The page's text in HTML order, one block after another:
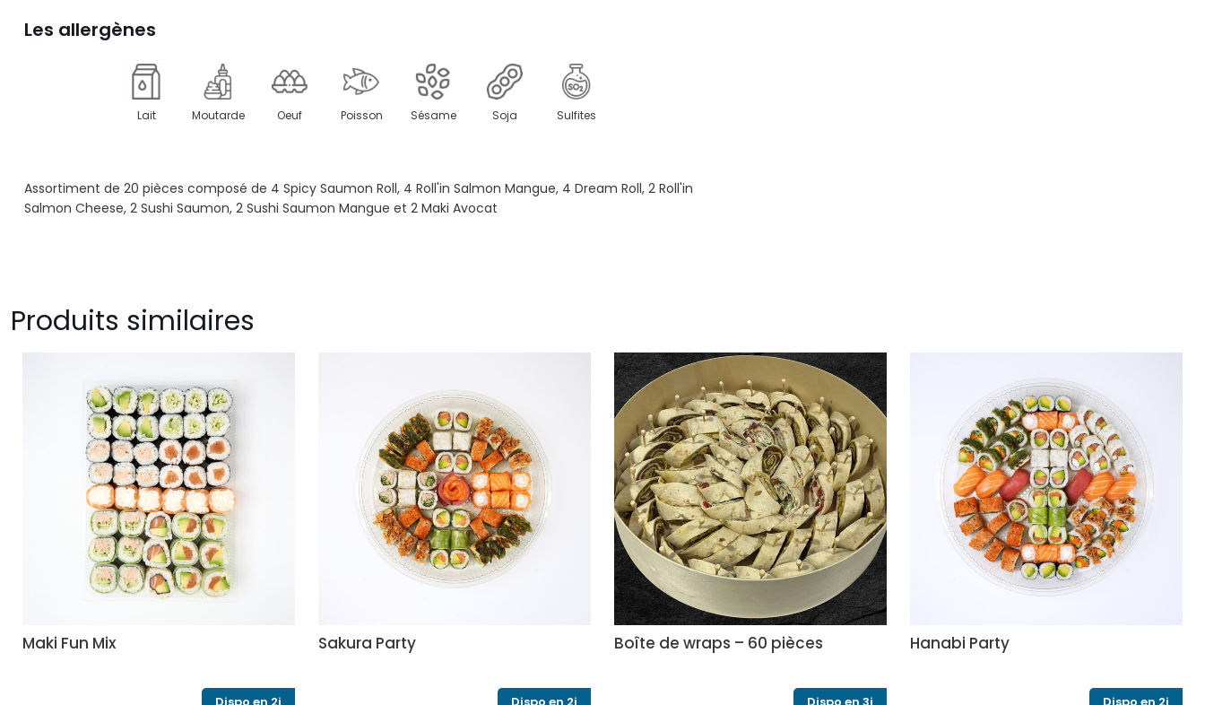
Les allergènes
Lait Moutarde Oeuf Poisson Sésame Soja Sulfites
Assortiment de 20 pièces composé de 4 Spicy Saumon Roll, 4 Roll'in Salmon Mangue, 4 Dream Roll, 2 Roll'in
Salmon Cheese, 2 Sushi Saumon, 2 Sushi Saumon Mangue et 2 Maki Avocat
Produits similaires
Maki Fun Mix Sakura Party Boîte de wraps – 60 pièces Hanabi Party